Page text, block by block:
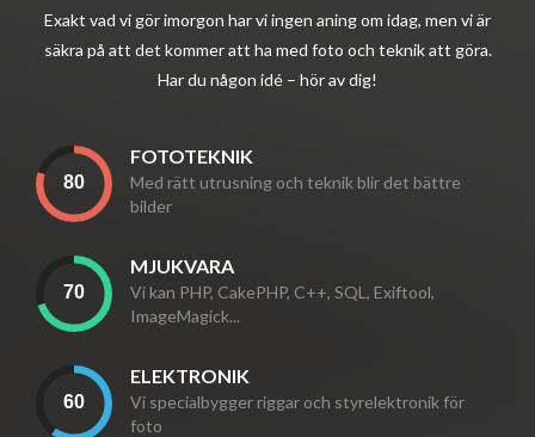
Exakt vad vi gör imorgon har vi ingen aning om idag, men vi är
säkra på att det kommer att ha med foto och teknik att göra.
Har du någon idé – hör av dig!
FOTOTEKNIK
Med rätt utrusning och teknik blir det bättre
bilder
MJUKVARA
Vi kan PHP, CakePHP, C++, SQL, Exiftool,
ImageMagick...
ELEKTRONIK
Vi specialbygger riggar och styrelektronik för
foto